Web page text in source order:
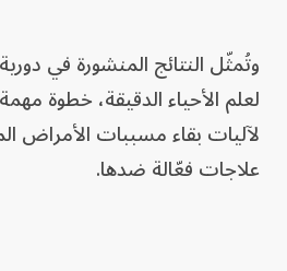
وتُمثّل النتائج المنشورة في
لعلم الأحياء الدقيقة، خطوة
لآليات بقاء مسببات الأمراض
علاجات فعّالة ضدها.